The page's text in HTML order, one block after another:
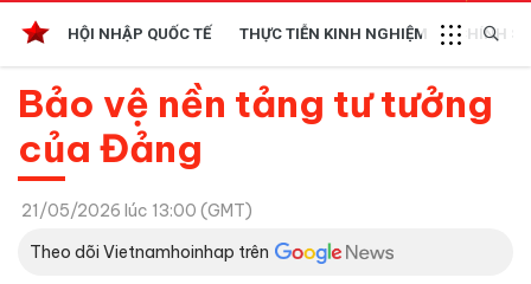
HỘI NHẬP QUỐC TẾ THỰC TIỄN KINH NGHIỆM CHÍNH
Bảo vệ nền tảng tư tưởng
của Đảng
21/05/2026 lúc 13:00 (GMT)
Theo dõi Vietnamhoinhap trên